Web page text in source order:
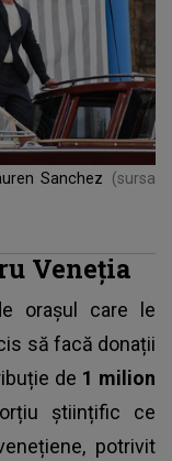
Sanchez
(sursa
Veneția
orașul care le
să facă donații
de 1 milion
științific ce
potrivit